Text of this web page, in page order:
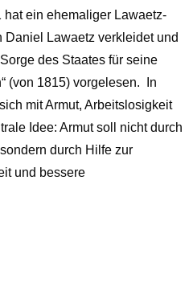
hat ein ehemaliger Lawaetz-
Lawaetz verkleidet und
des Staates für seine
(von 1815) vorgelesen.
In
mit Armut, Arbeitslosigkeit
Idee: Armut soll nicht durch
durch Hilfe zur
und bessere